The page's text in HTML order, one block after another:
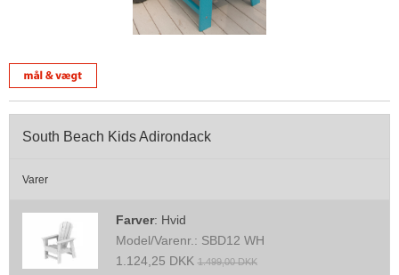
South Beach Kids Adirondack
Varer
Farver: Hvid
Model/Varenr.: SBD12 WH
1.124,25 DKK 1.499,00 DKK